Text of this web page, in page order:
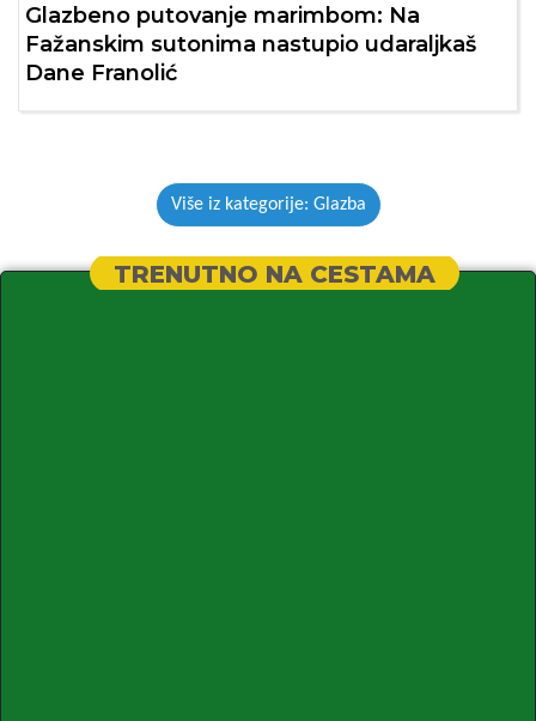
Glazbeno putovanje marimbom: Na
Fažanskim sutonima nastupio udaraljkaš
Dane Franolić
Više iz kategorije: Glazba
TRENUTNO NA CESTAMA